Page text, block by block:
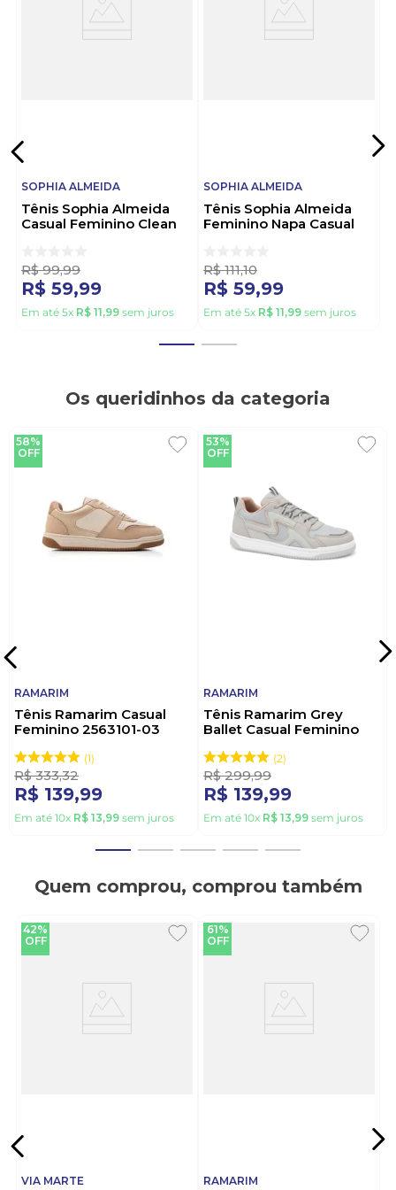
preferir ousar um pouco, porque não usá-lo com
uma saia e/ou vestido.
ótima qualidade, tudo para que, além de conforto e
comodidade durante o uso, você tenha a garantia
da durabilidade de seu calçado. A marca vem se
aprimorando conforme novas tendências surgem,
para que você possa estar sempre na moda.
SOPHIA ALMEIDA
Tênis Sophia Almeida
Casual Feminino Clean
R$ 99,99
R$ 59,99
Em até 5x R$ 11,99 sem juros
SOPHIA ALMEIDA
Tênis Sophia Almeida
Feminino Napa Casual
R$ 111,10
R$ 59,99
Em até 5x R$ 11,99 sem juros
Os queridinhos da categoria
58%
OFF
RAMARIM
Tênis Ramarim Casual
Feminino 2563101-03
1
R$ 333,32
R$ 139,99
Em até 10x R$ 13,99 sem juros
53%
OFF
RAMARIM
Tênis Ramarim Grey
Ballet Casual Feminino
2
R$ 299,99
R$ 139,99
Em até 10x R$ 13,99 sem juros
Quem comprou, comprou também
42%
OFF
VIA MARTE
61%
OFF
RAMARIM